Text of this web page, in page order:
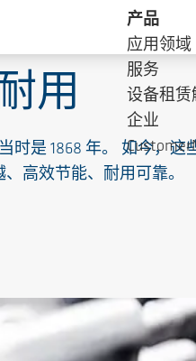
用
时是 1868 年。 如今，
高效节能、耐用可靠。
产品
应用领域
服务
设备租赁
企业